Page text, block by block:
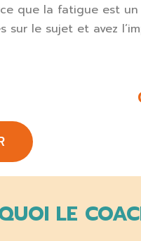
que la fatigue est
sur le sujet et avez
LE